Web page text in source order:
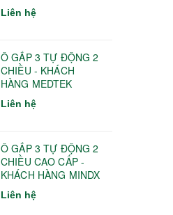
Liên hệ
Ô GẤP 3 TỰ ĐỘNG 2
CHIỀU - KHÁCH
HÀNG MEDTEK
Liên hệ
Ô GẤP 3 TỰ ĐỘNG 2
CHIỀU CAO CẤP -
KHÁCH HÀNG MINDX
Liên hệ